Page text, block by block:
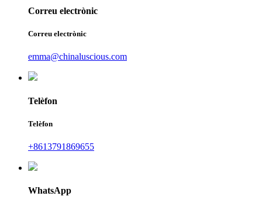
Correu electrònic
Correu electrònic
emma@chinaluscious.com
Telèfon
Telèfon
+8613791869655
WhatsApp